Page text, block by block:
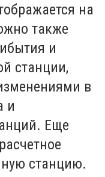
на
также
и
станции,
в
и
Еще
станцию.